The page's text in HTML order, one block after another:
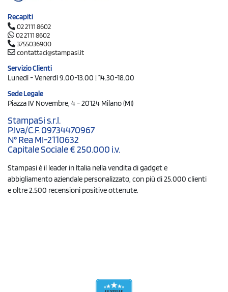
Recapiti
02 2111 8602
02 2111 8602
3755036900
contattaci@stampasi.it
Servizio Clienti
Lunedì - Venerdì 9.00-13.00 | 14.30-18.00
Sede Legale
Piazza IV Novembre, 4 - 20124 Milano (MI)
StampaSi s.r.l.
P.Iva/C.F. 09734470967
N° Rea MI-2110632
Capitale Sociale € 250.000 i.v.
Stampasi è il leader in Italia nella vendita di gadget e
abbigliamento aziendale personalizzato, con più di 25.000 clienti
e oltre 2.500 recensioni positive ottenute.